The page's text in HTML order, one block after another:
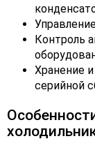
Контроль
Хранение
серийной